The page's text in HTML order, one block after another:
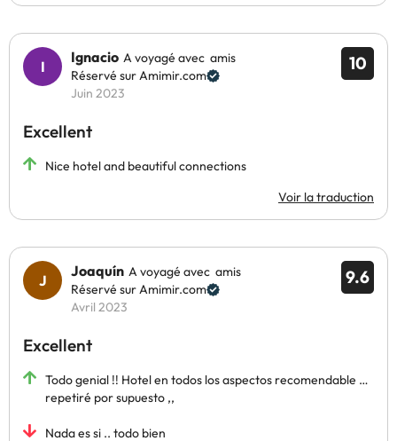
10
Ignacio A voyagé avec amis
Réservé sur Amimir.com
Juin 2023
Excellent
Nice hotel and beautiful connections
Voir la traduction
9.6
Joaquín A voyagé avec amis
Réservé sur Amimir.com
Avril 2023
Excellent
Todo genial !! Hotel en todos los aspectos recomendable …
repetiré por supuesto ,,
Nada es si .. todo bien